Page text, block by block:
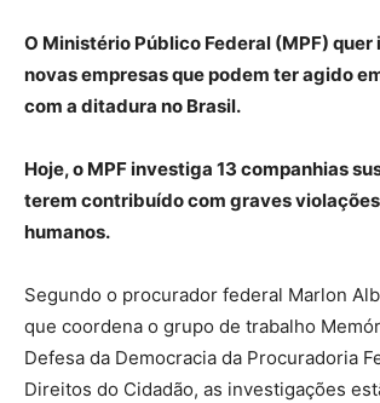
O Ministério Público Federal (MPF)
novas empresas que podem ter agido
com a ditadura no Brasil.
Hoje, o MPF investiga 13 companhias
terem contribuído com graves
humanos.
Segundo o procurador federal Marlon
que coordena o grupo de trabalho
Defesa da Democracia da Procuradoria
Direitos do Cidadão, as investigações